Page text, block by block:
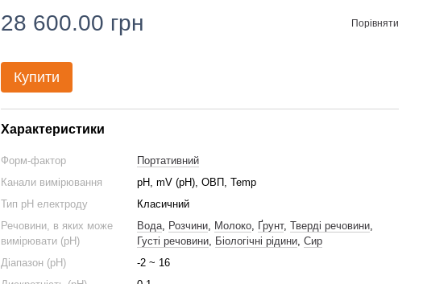
28 600.00 грн Порівняти
Купити
Характеристики
Форм-фактор
Портативний
Канали вимірювання
pH, mV (pH), ОВП, Temp
Тип pH електроду
Класичний
Речовини, в яких може
вимірювати (pH)
Вода, Розчини, Молоко, Ґрунт,Тверді речовини,
Густі речовини, Біологічні рідини,Сир
Діапазон (pH)
-2 ~ 16